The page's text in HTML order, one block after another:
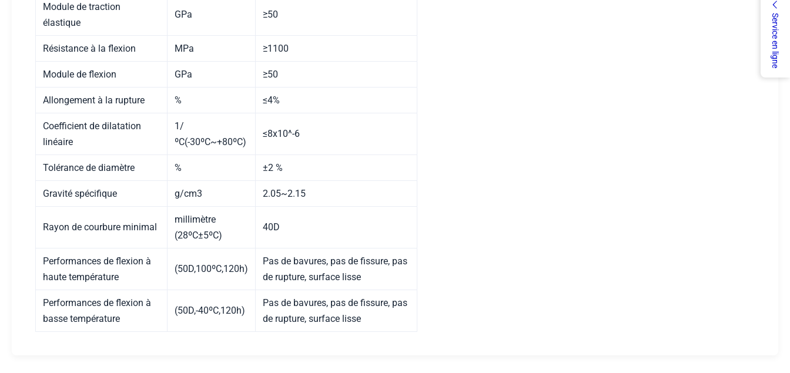
Service en ligne
Module de traction
élastique
GPa ≥50
Résistance à la flexion MPa ≥1100
Module de flexion GPa ≥50
Allongement à la rupture % ≤4%
Coefficient de dilatation
linéaire
1/
ºC(-30ºC~+80ºC)
≤8x10^-6
Tolérance de diamètre % ±2 %
Gravité spécifique g/cm3 2.05~2.15
Rayon de courbure minimal
millimètre
(28ºC±5ºC)
40D
Performances de flexion à
haute température
(50D,100ºC,120h)
Pas de bavures, pas de fissure, pas
de rupture, surface lisse
Performances de flexion à
basse température
(50D,-40ºC,120h)
Pas de bavures, pas de fissure, pas
de rupture, surface lisse